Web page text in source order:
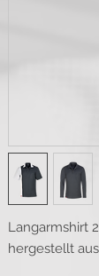
Langarmshirt
hergestellt